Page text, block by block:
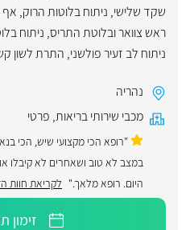
שקד שלישי, ניתוח בלוטות הרוק, אף
ראש צוואר ובלוטת התריס, ניתוח
ניתוח לב זעיר פולשני, התרת לשון
נהריה
מכבי שירותי בריאות, פרטי
"רופא הכי מקצועי שיש, הכי
במצב לא טוב ושאחרים לא קיבלו
היום. רופא מלאך." לקריאת חוות
זימון